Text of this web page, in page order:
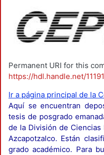
Permanent URI for this
https://hdl.handle.net/
Ir a página principal de la
Aquí se encuentran
tesis de posgrado
de la División de Ciencias
Azcapotzalco. Están
grado académico. Para